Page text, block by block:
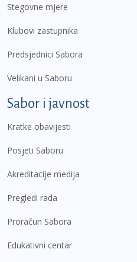
Stegovne mjere
Klubovi zastupnika
Predsjednici Sabora
Velikani u Saboru
Sabor i javnost
Kratke obavijesti
Posjeti Saboru
Akreditacije medija
Pregledi rada
Proračun Sabora
Edukativni centar